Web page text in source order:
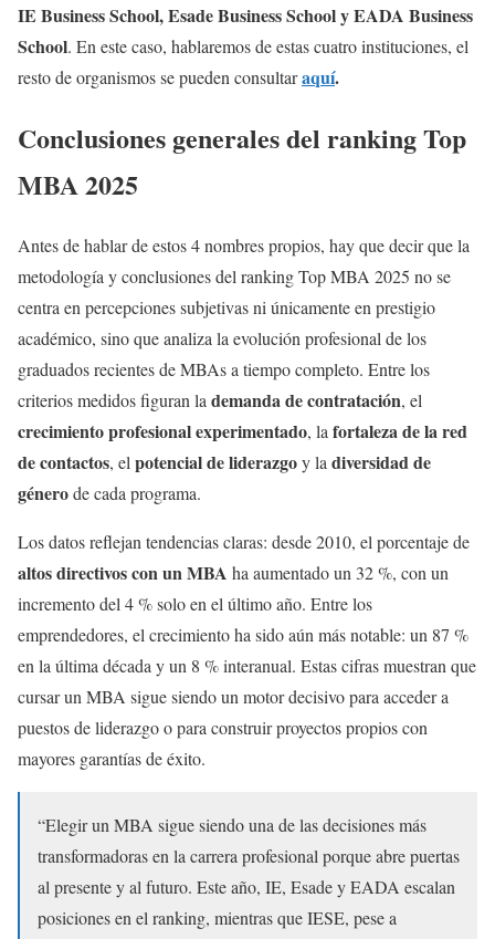
IE Business School, Esade Business School y EADA Business
School. En este caso, hablaremos de estas cuatro instituciones, el
resto de organismos se pueden consultaraquí.
Conclusiones generales del ranking Top
MBA 2025
Antes de hablar de estos 4 nombres propios, hay que decir que la
metodología y conclusiones del ranking Top MBA 2025 no se
centra en percepciones subjetivas ni únicamente en prestigio
académico, sino que analiza la evolución profesional de los
graduados recientes de MBAs a tiempo completo. Entre los
criterios medidos figuran la demanda de contratación, el
crecimiento profesional experimentado, la fortaleza de la red
de contactos, el potencial de liderazgoy la diversidad de
génerode cada programa.
Los datos reflejan tendencias claras: desde 2010, el porcentaje de
altos directivos con un MBA ha aumentado un 32 %, con un
incremento del 4 % solo en el último año. Entre los
emprendedores, el crecimiento ha sido aún más notable: un 87 %
en la última década y un 8 % interanual. Estas cifras muestran que
cursar un MBA sigue siendo un motor decisivo para acceder a
puestos de liderazgo o para construir proyectos propios con
mayores garantías de éxito.
“Elegir un MBA sigue siendo una de las decisiones más
transformadoras en la carrera profesional porque abre puertas
al presente y al futuro. Este año, IE, Esade y EADA escalan
posiciones en el ranking, mientras que IESE, pese a